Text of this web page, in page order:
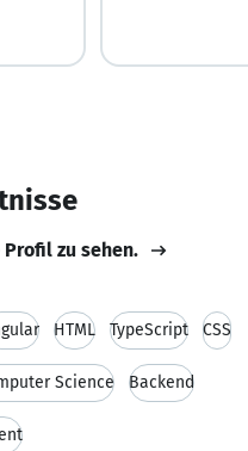
Profil zu sehen.
HTML TypeScript CSS
Science Backend